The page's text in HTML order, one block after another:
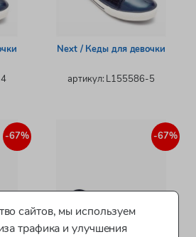
Next / Кеды для девочки
артикул: L155586-5
-67% -67%
сайтов, мы используем
трафика и улучшения